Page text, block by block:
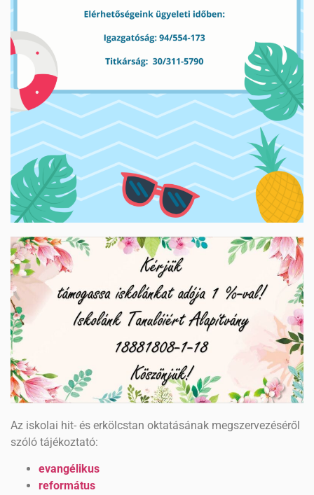
Az iskolai hit- és erkölcstan oktatásának megszervezéséről
szóló tájékoztató:
evangélikus
református